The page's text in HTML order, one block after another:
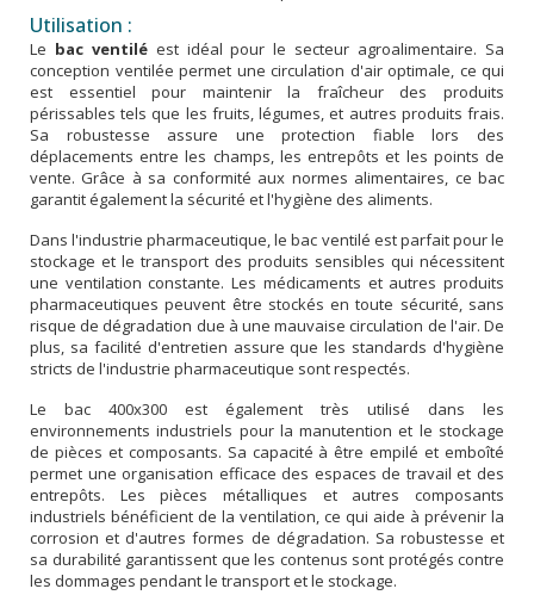
Utilisation :
Le bac ventiléest idéal pour le secteur agroalimentaire. Sa
conception ventilée permet une circulation d'air optimale, ce qui
est essentiel pour maintenir la fraîcheur des produits
périssables tels que les fruits, légumes, et autres produits frais.
Sa robustesse assure une protection fiable lors des
déplacements entre les champs, les entrepôts et les points de
vente. Grâce à sa conformité aux normes alimentaires, ce bac
garantit également la sécurité et l'hygiène des aliments.
Dans l'industrie pharmaceutique, le bac ventilé est parfait pour le
stockage et le transport des produits sensibles qui nécessitent
une ventilation constante. Les médicaments et autres produits
pharmaceutiques peuvent être stockés en toute sécurité, sans
risque de dégradation due à une mauvaise circulation de l'air. De
plus, sa facilité d'entretien assure que les standards d'hygiène
stricts de l'industrie pharmaceutique sont respectés.
Le bac 400x300 est également très utilisé dans les
environnements industriels pour la manutention et le stockage
de pièces et composants. Sa capacité à être empilé et emboîté
permet une organisation efficace des espaces de travail et des
entrepôts. Les pièces métalliques et autres composants
industriels bénéficient de la ventilation, ce qui aide à prévenir la
corrosion et d'autres formes de dégradation. Sa robustesse et
sa durabilité garantissent que les contenus sont protégés contre
les dommages pendant le transport et le stockage.